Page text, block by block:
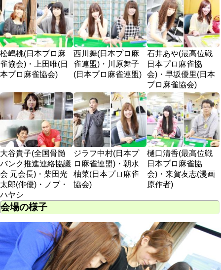
松嶋桃(日本プロ麻
雀協会)・上田唯(日
本プロ麻雀協会)
西川舞(日本プロ麻
雀連盟)・川原舞子
(日本プロ麻雀連盟)
石井あや(最高位戦
日本プロ麻雀協
会)・早坂優里(日本
プロ麻雀協会)
大谷貴子(全国骨髄
バンク推進連絡協議
会 元会長)・柴田光
太郎(俳優)・ノブ・
ハヤシ
ジラフ中村(日本プ
ロ麻雀連盟)・朝水
柚菜(日本プロ麻雀
協会)
樋口清香(最高位戦
日本プロ麻雀協
会)・来賀友志(漫画
原作者)
会場の様子